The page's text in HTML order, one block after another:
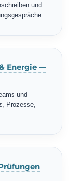
und
Energie —
und
Prozesse,